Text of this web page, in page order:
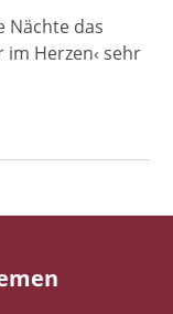
Nächte das
Herzen‹ sehr